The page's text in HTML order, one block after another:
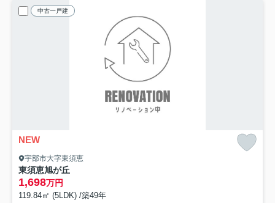
中古一戸建
NEW
宇部市大字東須恵
東須恵旭が丘
1,698万円
119.84㎡ (5LDK) /築49年